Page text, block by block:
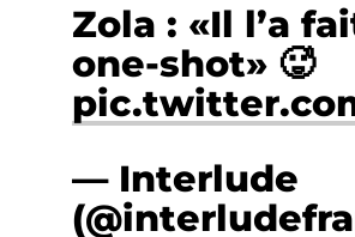
Zola : «Il l’a
one-shot» 🥵
— Interlude